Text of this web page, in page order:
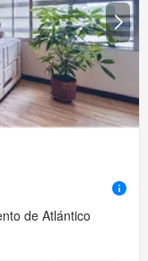
de Atlántico